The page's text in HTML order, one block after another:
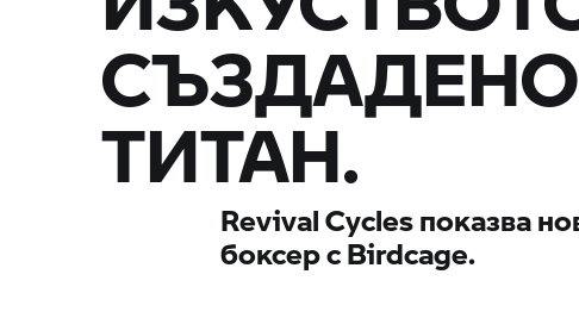
ТИТАН.
Revival Cycles показва
боксер с Birdcage.